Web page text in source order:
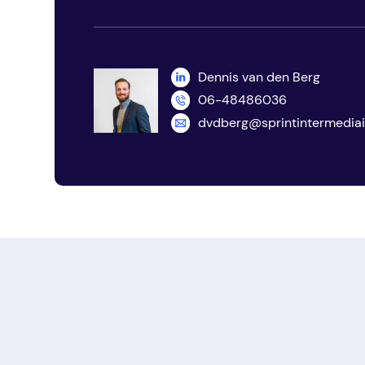
Dennis van den Berg
06-48486036